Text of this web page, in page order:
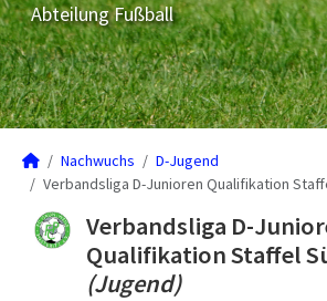
Abteilung Fußball
Nachwuchs
D-Jugend
Verbandsliga D-Junioren Qualifikation
Verbandsliga D-
Qualifikation Staffel
(Jugend)